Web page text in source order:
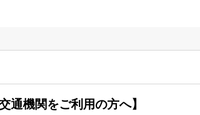
通機関をご利用の方へ】